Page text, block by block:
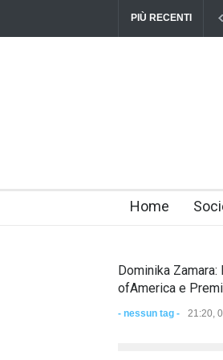
PIÙ RECENTI
Home
Dominika
ofAmerica e
- nessun tag - 21:20,